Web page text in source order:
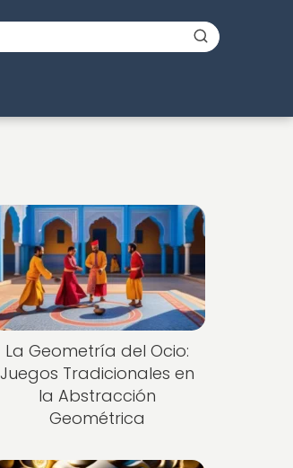
La Geometría del Ocio:
Juegos Tradicionales en
la Abstracción
Geométrica